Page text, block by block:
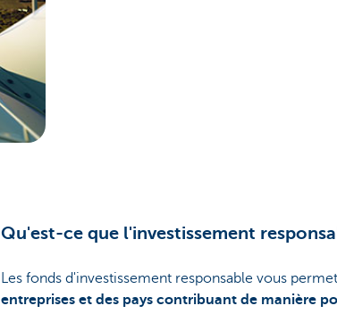
Qu'est-ce que l'investissement
Les fonds d'investissement responsable vous
entreprises et des pays contribuant de manière